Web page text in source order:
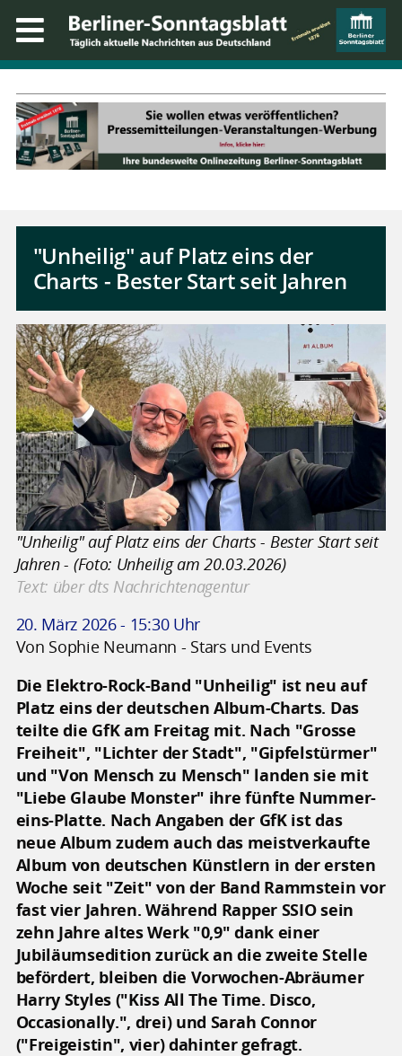
"Unheilig" auf Platz eins der
Charts - Bester Start seit Jahren
"Unheilig" auf Platz eins der Charts - Bester Start seit
Jahren - (Foto: Unheilig am 20.03.2026)
Text: über dts Nachrichtenagentur
20. März 2026 - 15:30 Uhr
Von Sophie Neumann - Stars und Events
Die Elektro-Rock-Band "Unheilig" ist neu auf
Platz eins der deutschen Album-Charts. Das
teilte die GfK am Freitag mit. Nach "Grosse
Freiheit", "Lichter der Stadt", "Gipfelstürmer"
und "Von Mensch zu Mensch" landen sie mit
"Liebe Glaube Monster" ihre fünfte Nummer-
eins-Platte. Nach Angaben der GfK ist das
neue Album zudem auch das meistverkaufte
Album von deutschen Künstlern in der ersten
Woche seit "Zeit" von der Band Rammstein vor
fast vier Jahren. Während Rapper SSIO sein
zehn Jahre altes Werk "0,9" dank einer
Jubiläumsedition zurück an die zweite Stelle
befördert, bleiben die Vorwochen-Abräumer
Harry Styles ("Kiss All The Time. Disco,
Occasionally.", drei) und Sarah Connor
("Freigeistin", vier) dahinter gefragt.